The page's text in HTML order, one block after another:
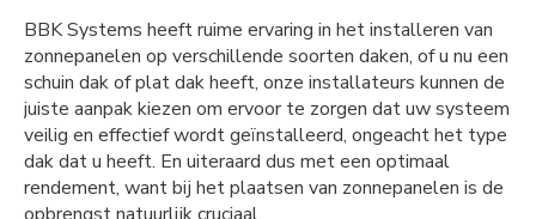
BBK Systems heeft ruime ervaring in het installeren van
zonnepanelen op verschillende soorten daken, of u nu een
schuin dak of plat dak heeft, onze installateurs kunnen de
juiste aanpak kiezen om ervoor te zorgen dat uw systeem
veilig en effectief wordt geïnstalleerd, ongeacht het type
dak dat u heeft. En uiteraard dus met een optimaal
rendement, want bij het plaatsen van zonnepanelen is de